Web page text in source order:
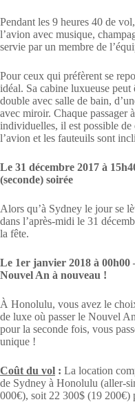
Pendant les 9 heures 40 de
l’avion avec musique,
servie par un membre de
Pour ceux qui préfèrent se
idéal. Sa cabine luxueuse peut
double avec salle de bain,
avec miroir. Chaque passager
individuelles, il est possible
l’avion et les fauteuils sont
Le 31 décembre 2017 à
(seconde) soirée
Alors qu’à Sydney le jour se
dans l’après-midi le 31
la fête.
Le 1er janvier 2018 à 00h00
Nouvel An à nouveau !
À Honolulu, vous avez le
de luxe où passer le Nouvel
pour la seconde fois, vous
unique !
Coût du vol : La location
de Sydney à Honolulu (aller-
000€), soit 22 300$ (19 200€)